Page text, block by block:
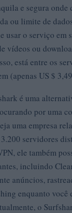
e segura onde
ou limite de
usar o serviço em
vídeos ou
está entre os
(apenas US $
é uma
por uma
uma empresa
servidores
ele também
incluindo
anúncios,
enquanto você
o